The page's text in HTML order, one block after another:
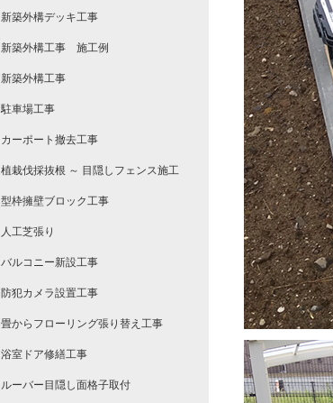
新築外構デッキ工事
新築外構工事 施工例
新築外構工事
駐車場工事
カーポート撤去工事
植栽伐採抜根 ～ 目隠しフェンス施工
型枠擁壁ブロック工事
人工芝張り
バルコニー新設工事
防犯カメラ設置工事
畳からフローリング張り替え工事
浴室ドア修繕工事
ルーバー目隠し面格子取付